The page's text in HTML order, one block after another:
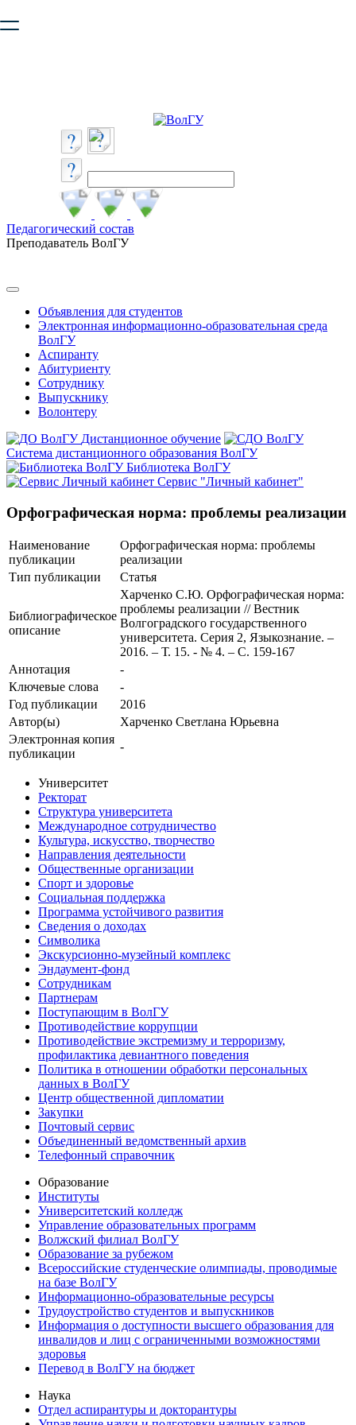
безопасную работу с сайтом. Пожалуйста
Педагогический состав
Преподаватель ВолГУ
Объявления для студентов
Электронная информационно-образовательная среда
ВолГУ
Аспиранту
Абитуриенту
Сотруднику
Выпускнику
Волонтеру
Дистанционное обучение
Система дистанционного образования ВолГУ
Библиотека ВолГУ
Сервис "Личный кабинет"
Орфографическая норма: проблемы реализации
Наименование
публикации
Орфографическая норма: проблемы
реализации
Тип публикации
Статья
Библиографическое
описание
Харченко С.Ю. Орфографическая норма:
проблемы реализации // Вестник
Волгоградского государственного
университета. Серия 2, Языкознание. –
2016. – Т. 15. - № 4. – С. 159-167
Аннотация
-
Ключевые cлова
-
Год публикации
2016
Автор(ы)
Харченко Светлана Юрьевна
Электронная копия
публикации
-
Университет
Ректорат
Структура университета
Международное сотрудничество
Культура, искусство, творчество
Направления деятельности
Общественные организации
Спорт и здоровье
Социальная поддержка
Программа устойчивого развития
Сведения о доходах
Символика
Экскурсионно-музейный комплекс
Эндаумент-фонд
Сотрудникам
Партнерам
Поступающим в ВолГУ
Противодействие коррупции
Противодействие экстремизму и терроризму,
профилактика девиантного поведения
Политика в отношении обработки персональных
данных в ВолГУ
Центр общественной дипломатии
Закупки
Почтовый сервис
Объединенный ведомственный архив
Телефонный справочник
Образование
Институты
Университетский колледж
Управление образовательных программ
Волжский филиал ВолГУ
Образование за рубежом
Всероссийские студенческие олимпиады, проводимые
на базе ВолГУ
Информационно-образовательные ресурсы
Трудоустройство студентов и выпускников
Информация о доступности высшего образования для
инвалидов и лиц с ограниченными возможностями
здоровья
Перевод в ВолГУ на бюджет
Наука
Отдел аспирантуры и докторантуры